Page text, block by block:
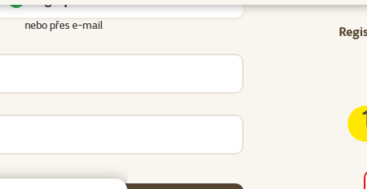
nebo přes e-mail